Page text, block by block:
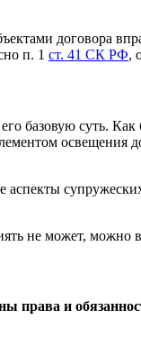
договора
п. 1 ст. 41 СК РФ,
базовую суть.
аспекты
не может, можно в
права и